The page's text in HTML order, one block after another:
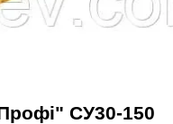
СУ30-150